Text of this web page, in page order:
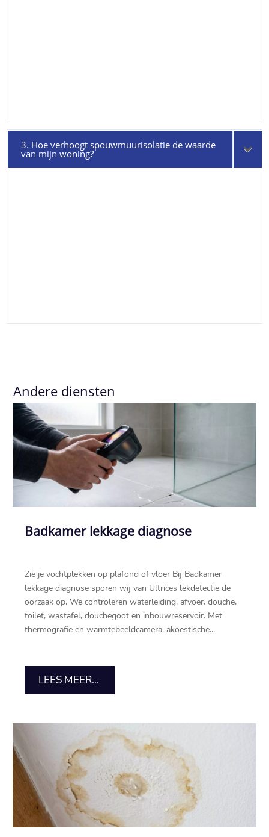
3. Hoe verhoogt spouwmuurisolatie de waarde
van mijn woning?
Andere diensten
Badkamer lekkage diagnose
Zie je vochtplekken op plafond of vloer Bij Badkamer
lekkage diagnose sporen wij van Ultrices lekdetectie de
oorzaak op.​ We controleren waterleiding, afvoer, douche,
toilet, wastafel, douchegoot en inbouwreservoir.​ Met
thermografie en warmtebeeldcamera, akoestische...
LEES MEER...